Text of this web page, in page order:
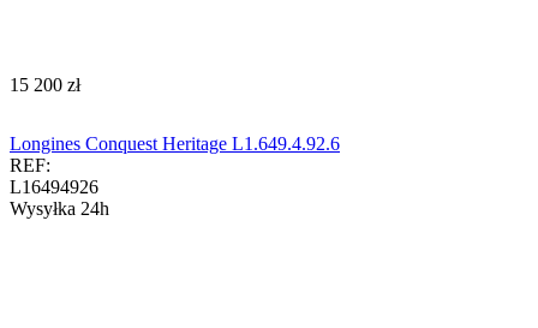
‍15 200‍ zł
Longines Conquest Heritage L1.649.4.92.6
REF:
L16494926
Wysyłka 24h